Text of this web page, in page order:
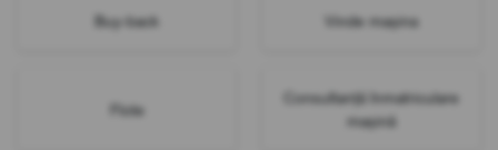
Buy-back Vinde mașina
Flote
Consultanță înmatriculare
mașină